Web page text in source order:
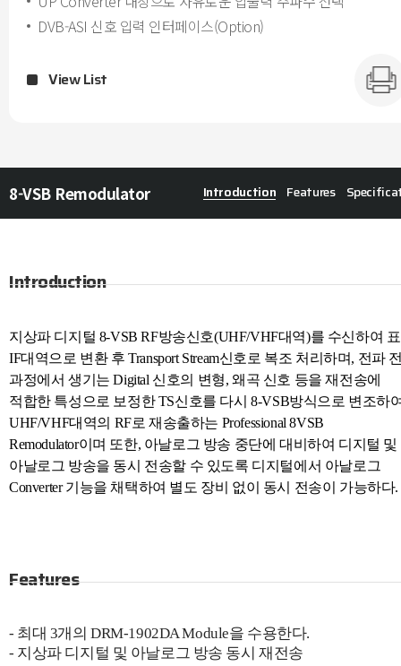
DVB-ASI 신호 입력 인터페이스(Option)
View List
8-VSB Remodulator Introduction Features
Introduction
지상파 디지털 8-VSB RF방송신호(UHF/VHF대역)를 수신하여
IF대역으로 변환 후 Transport Stream신호로 복조 처리하며, 전파
과정에서 생기는 Digital 신호의 변형, 왜곡 신호 등을 재전송에
적합한 특성으로 보정한 TS신호를 다시 8-VSB방식으로 변조하
UHF/VHF대역의 RF로 재송출하는 Professional 8VSB
Remodulator이며 또한, 아날로그 방송 중단에 대비하여 디지털 및
아날로그 방송을 동시 전송할 수 있도록 디지털에서 아날로그
Converter 기능을 채택하여 별도 장비 없이 동시 전송이 가능하다.
Features
- 최대 3개의 DRM-1902DA Module을 수용한다.
- 지상파 디지털 및 아날로그 방송 동시 재전송